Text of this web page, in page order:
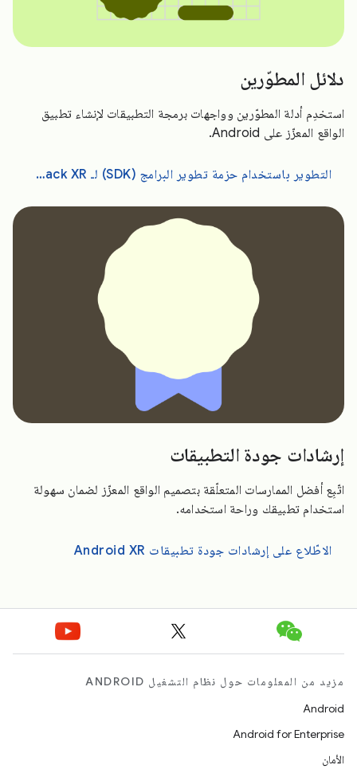
دلائل المطوّرين
استخدِم أدلة المطوّرين وواجهات برمجة التطبيقات لإنشاء تطبيق
الواقع المعزّز على Android.
التطوير باستخدام حزمة تطوير البرامج (SDK) لـ Jetpack XR أو Unity أو OpenXR أو WebXR
إرشادات جودة التطبيقات
اتّبِع أفضل الممارسات المتعلّقة بتصميم الواقع المعزّز لضمان سهولة
استخدام تطبيقك وراحة استخدامه.
الاطّلاع على إرشادات جودة تطبيقات Android XR
مزيد من المعلومات حول نظام التشغيل ANDROID
Android
Android for Enterprise
الأمان